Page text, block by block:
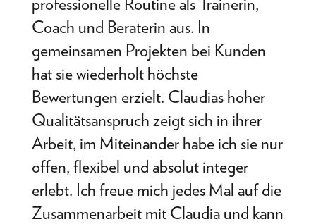
Coach und Beraterin aus. In
gemeinsamen Projekten bei Kunden
hat sie wiederholt höchste
Bewertungen erzielt. Claudias hoher
Qualitätsanspruch zeigt sich in ihrer
Arbeit, im Miteinander habe ich sie nur
offen, flexibel und absolut integer
erlebt. Ich freue mich jedes Mal auf die
Zusammenarbeit mit Claudia und kann